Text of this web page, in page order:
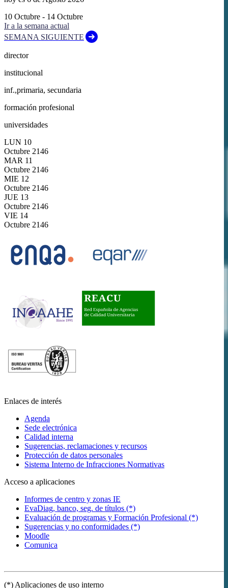
10 Octubre - 14 Octubre
Ir a la semana actual
SEMANA SIGUIENTE
director
institucional
inf.,primaria, secundaria
formación profesional
universidades
LUN 10
Octubre 2146
MAR 11
Octubre 2146
MIE 12
Octubre 2146
JUE 13
Octubre 2146
VIE 14
Octubre 2146
Enlaces de interés
Agenda
Sede electrónica
Calidad interna
Sugerencias, reclamaciones y recursos
Protección de datos personales
Sistema Interno de Infracciones Normativas
Acceso a aplicaciones
Informes de centro y zonas IE
EvaDiag, banco, seg. de títulos (*)
Evaluación de programas y Formación Profesional (*)
Sugerencias y no conformidades (*)
Moodle
Comunica
(*) Aplicaciones de uso interno